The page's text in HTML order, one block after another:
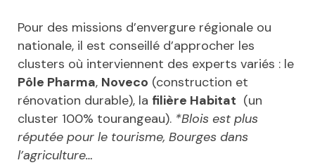
Pour des missions d’envergure régionale ou
nationale, il est conseillé d’approcher les
clusters où interviennent des experts variés : le
Pôle Pharma, Noveco (construction et
rénovation durable), la filière Habitat (un
cluster 100% tourangeau). *Blois est plus
réputée pour le tourisme, Bourges dans
l’agriculture…